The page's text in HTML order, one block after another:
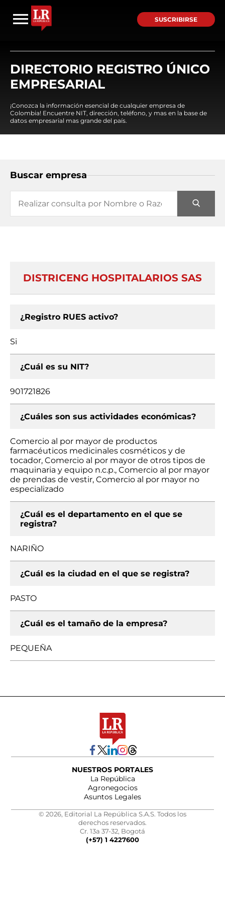
SUSCRIBIRSE
DIRECTORIO REGISTRO ÚNICO
EMPRESARIAL
¡Conozca la información esencial de cualquier empresa de
Colombia! Encuentre NIT, dirección, teléfono, y mas en la base de
datos empresarial mas grande del país.
Buscar empresa
DISTRICENG HOSPITALARIOS SAS
¿Registro RUES activo?
Si
¿Cuál es su NIT?
901721826
¿Cuáles son sus actividades económicas?
Comercio al por mayor de productos
farmacéuticos medicinales cosméticos y de
tocador, Comercio al por mayor de otros tipos de
maquinaria y equipo n.c.p., Comercio al por mayor
de prendas de vestir, Comercio al por mayor no
especializado
¿Cuál es el departamento en el que se
registra?
NARIÑO
¿Cuál es la ciudad en el que se registra?
PASTO
¿Cuál es el tamaño de la empresa?
PEQUEÑA
NUESTROS PORTALES
La República
Agronegocios
Asuntos Legales
© 2026, Editorial La República S.A.S. Todos los
derechos reservados.
Cr. 13a 37-32, Bogotá
(+57) 1 4227600